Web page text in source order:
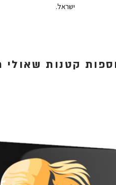
ישראל.
קטנות שאולי